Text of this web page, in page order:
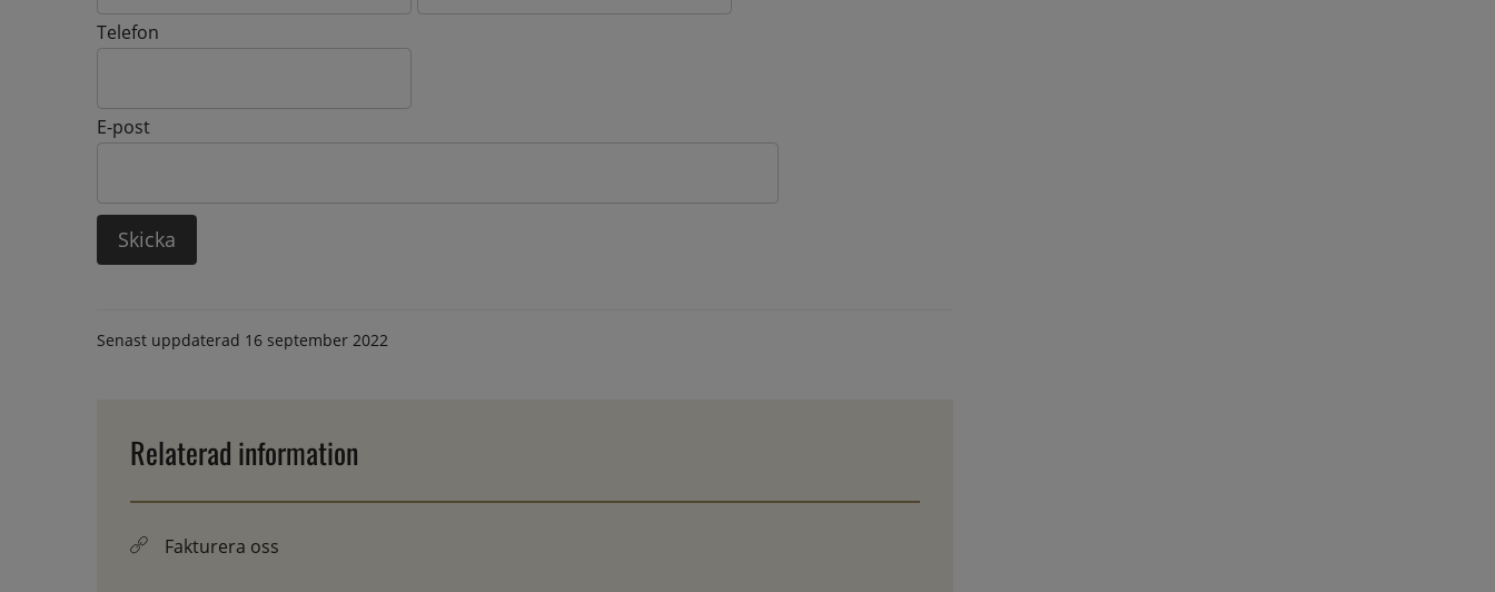
Telefon
E-post
Senast uppdaterad 16 september 2022
Relaterad information
Fakturera oss